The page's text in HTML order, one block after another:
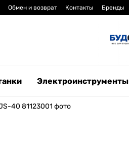
Обмен и возврат Контакты Бренды
Электроинструменты